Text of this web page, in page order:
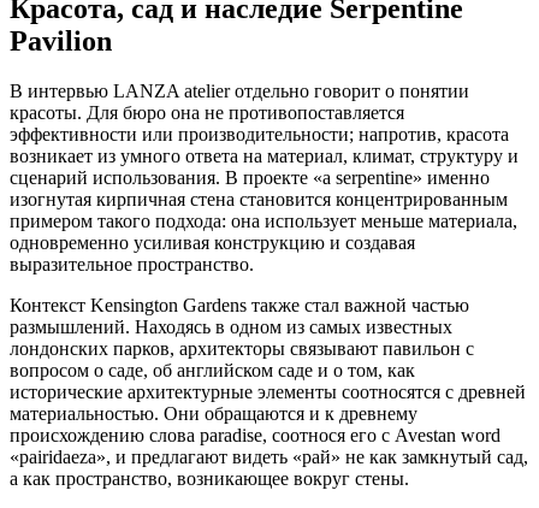
Красота, сад и наследие Serpentine
Pavilion
В интервью LANZA atelier отдельно говорит о понятии
красоты. Для бюро она не противопоставляется
эффективности или производительности; напротив, красота
возникает из умного ответа на материал, климат, структуру и
сценарий использования. В проекте «a serpentine» именно
изогнутая кирпичная стена становится концентрированным
примером такого подхода: она использует меньше материала,
одновременно усиливая конструкцию и создавая
выразительное пространство.
Контекст Kensington Gardens также стал важной частью
размышлений. Находясь в одном из самых известных
лондонских парков, архитекторы связывают павильон с
вопросом о саде, об английском саде и о том, как
исторические архитектурные элементы соотносятся с древней
материальностью. Они обращаются и к древнему
происхождению слова paradise, соотнося его с Avestan word
«pairidaeza», и предлагают видеть «рай» не как замкнутый сад,
а как пространство, возникающее вокруг стены.